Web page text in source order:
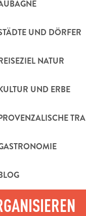
UND DÖRFER
NATUR
UND ERBE
Topo-Guides
Baume können
mehr über
erfahren.
Ajouter aux